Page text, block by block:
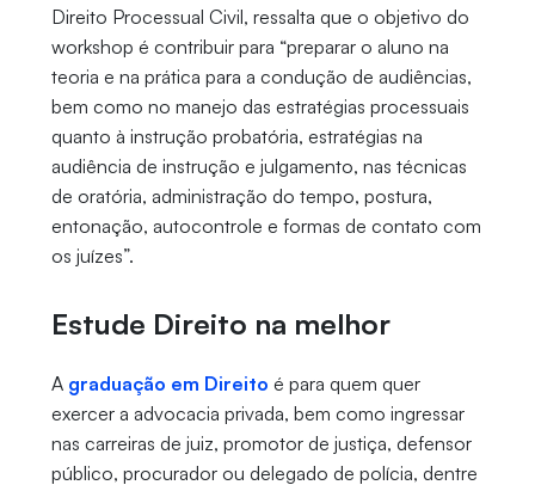
Direito Processual Civil, ressalta que o objetivo do
workshop é contribuir para “preparar o aluno na
teoria e na prática para a condução de audiências,
bem como no manejo das estratégias processuais
quanto à instrução probatória, estratégias na
audiência de instrução e julgamento, nas técnicas
de oratória, administração do tempo, postura,
entonação, autocontrole e formas de contato com
os juízes”.
Estude Direito na melhor
A graduação em Direito é para quem quer
exercer a advocacia privada, bem como ingressar
nas carreiras de juiz, promotor de justiça, defensor
público, procurador ou delegado de polícia, dentre